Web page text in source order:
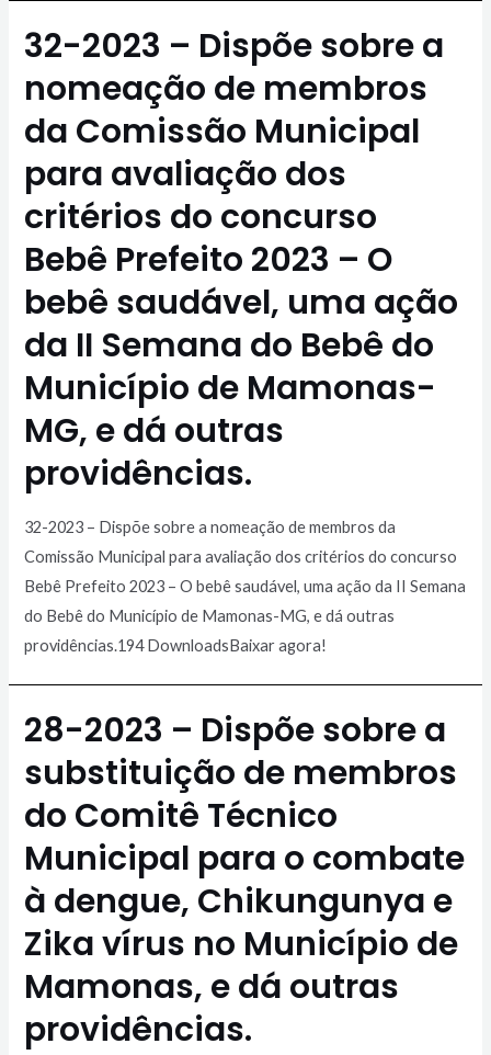
32-2023 – Dispõe sobre a
nomeação de membros
da Comissão Municipal
para avaliação dos
critérios do concurso
Bebê Prefeito 2023 – O
bebê saudável, uma ação
da II Semana do Bebê do
Município de Mamonas-
MG, e dá outras
providências.
32-2023 – Dispõe sobre a nomeação de membros da
Comissão Municipal para avaliação dos critérios do concurso
Bebê Prefeito 2023 – O bebê saudável, uma ação da II Semana
do Bebê do Município de Mamonas-MG, e dá outras
providências.194 DownloadsBaixar agora!
28-2023 – Dispõe sobre a
substituição de membros
do Comitê Técnico
Municipal para o combate
à dengue, Chikungunya e
Zika vírus no Município de
Mamonas, e dá outras
providências.